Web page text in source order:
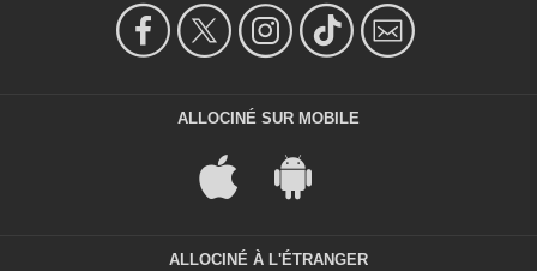
ALLOCINÉ SUR MOBILE
ALLOCINÉ À L'ÉTRANGER